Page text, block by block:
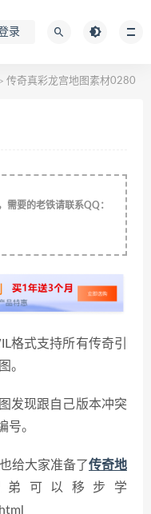
录
> 传奇真彩龙宫地图素材0280
需要的老铁请联系QQ：
格式支持所有传奇引
。
发现跟自己版本冲突
号。
给大家准备了传奇地
弟可以移步学